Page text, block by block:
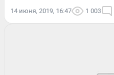
14 июня, 2019, 16:47 1 003